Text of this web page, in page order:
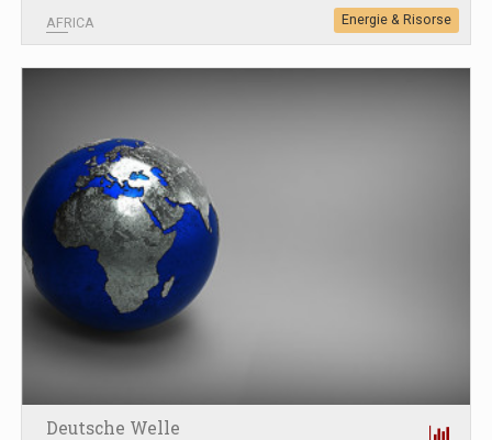
AFRICA Energie & Risorse
Deutsche Welle